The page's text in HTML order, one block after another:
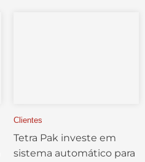
Clientes
Tetra Pak investe em
sistema automático para